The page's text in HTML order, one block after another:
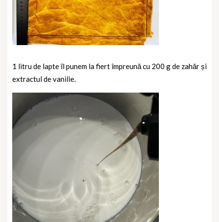
1 litru de lapte îl punem la fiert împreună cu 200 g de zahăr și
extractul de vanilie.